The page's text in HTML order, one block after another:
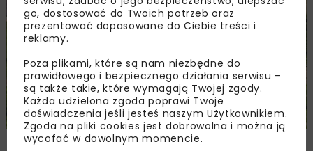
Zdjęcie: Paweł Mieszkowski, www.plk-sa.pl
go, dostosować do Twoich potrzeb oraz
prezentować dopasowane do Ciebie treści i
reklamy.
Poza plikami, które są nam niezbędne do
prawidłowego i bezpiecznego działania serwisu –
są także takie, które wymagają Twojej zgody.
Każda udzielona zgoda poprawi Twoje
doświadczenia jeśli jesteś naszym Użytkownikiem.
Zgoda na pliki cookies jest dobrowolna i można ją
wycofać w dowolnym momencie.